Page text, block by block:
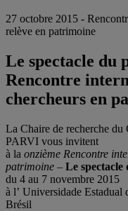
27 octobre 2015 -
relève en patrimoine
Le spectacle du
Rencontre
chercheurs en
La Chaire de recherche du
PARVI vous invitent
à la onzième Rencontre
patrimoine – Le
du 4 au 7 novembre 2015
à l’ Universidade
Brésil